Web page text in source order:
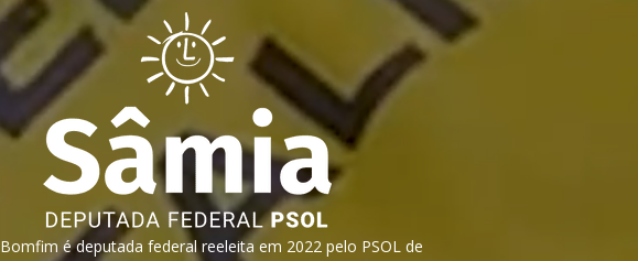
é deputada federal reeleita em 2022 pelo PSOL de